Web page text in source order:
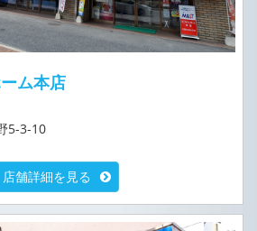
ム本店
5-3-10
店舗詳細を見る